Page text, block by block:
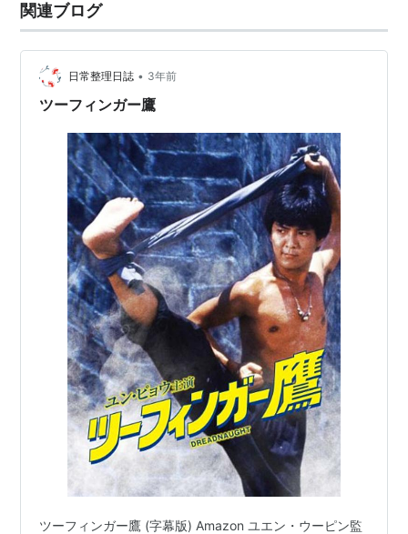
関連ブログ
日常整理日誌 • 3年前
ツーフィンガー鷹
ツーフィンガー鷹 (字幕版) Amazon ユエン・ウーピン監